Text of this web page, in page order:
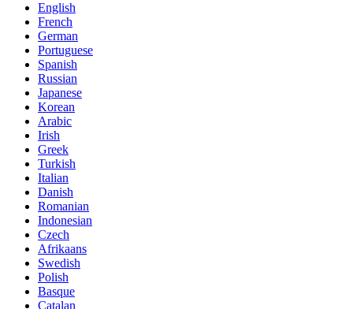
English
French
German
Portuguese
Spanish
Russian
Japanese
Korean
Arabic
Irish
Greek
Turkish
Italian
Danish
Romanian
Indonesian
Czech
Afrikaans
Swedish
Polish
Basque
Catalan